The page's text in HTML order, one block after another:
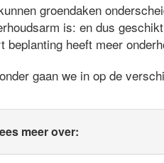
groendaken
is: en dus
beplanting heeft meer
gaan we in op de
meer over: